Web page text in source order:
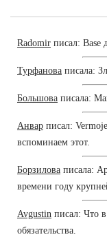
Radomir писал: Base
Турфанова писала:
Большова писала:
Анвар писал:
вспоминаем этот.
Борзилова писала:
времени году
Avgustin писал: Что
обязательства.